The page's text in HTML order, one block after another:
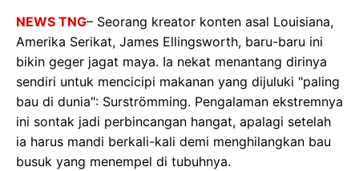
NEWS TNG– Seorang kreator konten asal Louisiana,
Amerika Serikat, James Ellingsworth, baru-baru ini
bikin geger jagat maya. Ia nekat menantang dirinya
sendiri untuk mencicipi makanan yang dijuluki "paling
bau di dunia": Surströmming. Pengalaman ekstremnya
ini sontak jadi perbincangan hangat, apalagi setelah
ia harus mandi berkali-kali demi menghilangkan bau
busuk yang menempel di tubuhnya.